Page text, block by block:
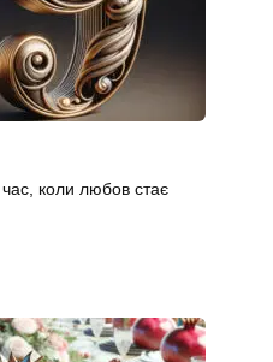
час, коли любов стає